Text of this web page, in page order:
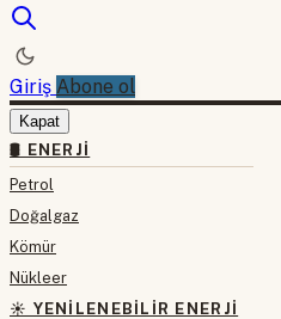
Giriş Abone ol
Kapat
🛢 ENERJI
Petrol
Doğalgaz
Kömür
Nükleer
☀️ YENILENEBILIR ENERJI